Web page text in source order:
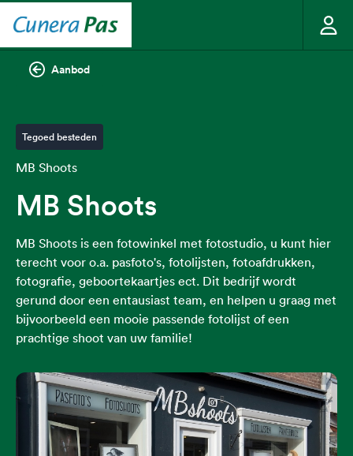
Aanbod
Tegoed besteden
MB Shoots
MB Shoots
MB Shoots is een fotowinkel met fotostudio, u kunt hier
terecht voor o.a. pasfoto's, fotolijsten, fotoafdrukken,
fotografie, geboortekaartjes ect. Dit bedrijf wordt
gerund door een entausiast team, en helpen u graag met
bijvoorbeeld een mooie passende fotolijst of een
prachtige shoot van uw familie!